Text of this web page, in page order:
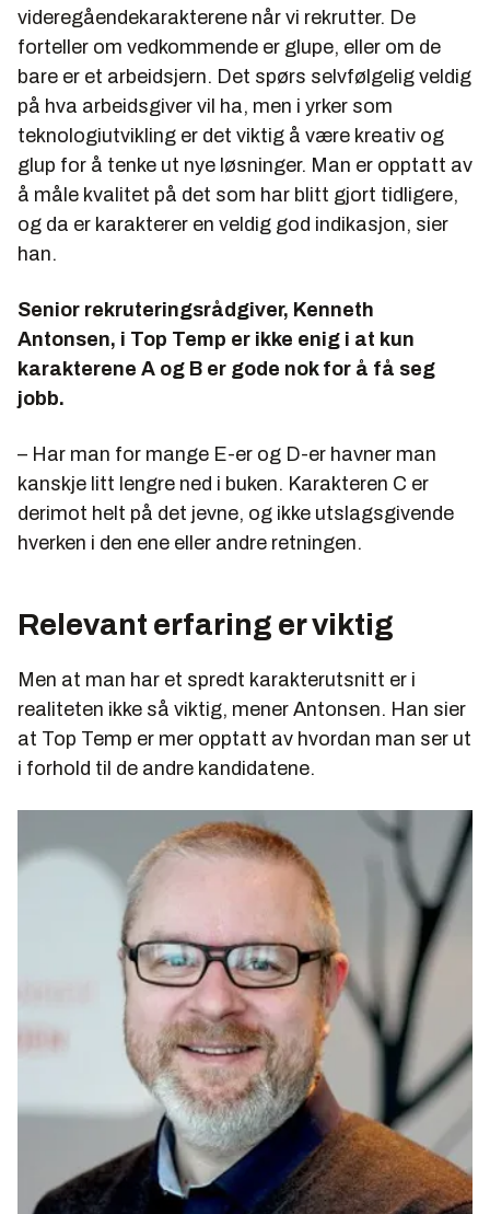
videregåendekarakterene når vi rekrutter. De
forteller om vedkommende er glupe, eller om de
bare er et arbeidsjern. Det spørs selvfølgelig veldig
på hva arbeidsgiver vil ha, men i yrker som
teknologiutvikling er det viktig å være kreativ og
glup for å tenke ut nye løsninger. Man er opptatt av
å måle kvalitet på det som har blitt gjort tidligere,
og da er karakterer en veldig god indikasjon, sier
han.
Senior rekruteringsrådgiver, Kenneth
Antonsen, i Top Temp er ikke enig i at kun
karakterene A og B er gode nok for å få seg
jobb.
– Har man for mange E-er og D-er havner man
kanskje litt lengre ned i buken. Karakteren C er
derimot helt på det jevne, og ikke utslagsgivende
hverken i den ene eller andre retningen.
Relevant erfaring er viktig
Men at man har et spredt karakterutsnitt er i
realiteten ikke så viktig, mener Antonsen. Han sier
at Top Temp er mer opptatt av hvordan man ser ut
i forhold til de andre kandidatene.